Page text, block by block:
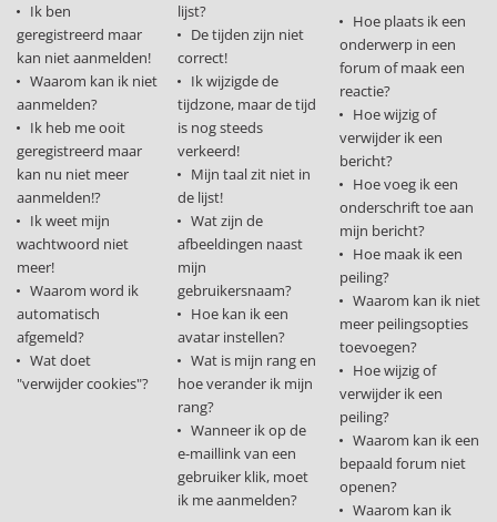
Ik ben
geregistreerd maar
kan niet aanmelden!
Waarom kan ik niet
aanmelden?
Ik heb me ooit
geregistreerd maar
kan nu niet meer
aanmelden!?
Ik weet mijn
wachtwoord niet
meer!
Waarom word ik
automatisch
afgemeld?
Wat doet
"verwijder cookies"?
lijst?
De tijden zijn niet
correct!
Ik wijzigde de
tijdzone, maar de tijd
is nog steeds
verkeerd!
Mijn taal zit niet in
de lijst!
Wat zijn de
afbeeldingen naast
mijn
gebruikersnaam?
Hoe kan ik een
avatar instellen?
Wat is mijn rang en
hoe verander ik mijn
rang?
Wanneer ik op de
e-maillink van een
gebruiker klik, moet
ik me aanmelden?
Hoe plaats ik een
onderwerp in een
forum of maak een
reactie?
Hoe wijzig of
verwijder ik een
bericht?
Hoe voeg ik een
onderschrift toe aan
mijn bericht?
Hoe maak ik een
peiling?
Waarom kan ik niet
meer peilingsopties
toevoegen?
Hoe wijzig of
verwijder ik een
peiling?
Waarom kan ik een
bepaald forum niet
openen?
Waarom kan ik